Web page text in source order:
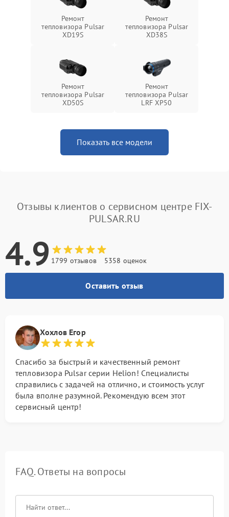
Ремонт
тепловизора Pulsar
XD19S
Ремонт
тепловизора Pulsar
XD38S
Ремонт
тепловизора Pulsar
XD50S
Ремонт
тепловизора Pulsar
LRF XP50
Показать все модели
Отзывы клиентов о сервисном центре FIX-
PULSAR.RU
4.9 1799 отзывов 5358 оценок
Оставить отзыв
Хохлов Егор
Спасибо за быстрый и качественный ремонт
тепловизора Pulsar серии Helion! Специалисты
справились с задачей на отлично, и стоимость услуг
была вполне разумной. Рекомендую всем этот
сервисный центр!
FAQ. Ответы на вопросы